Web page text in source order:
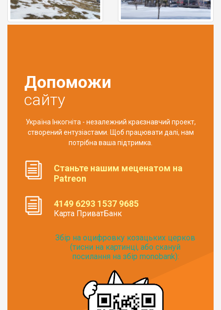
Допоможи
сайту
Україна Інкогніта - незалежний краєзнавчий проект,
створений ентузіастами. Щоб працювати далі, нам
потрібна ваша підтримка.
Станьте нашим меценатом на
Patreon
4149 6293 1537 9685
Карта ПриватБанк
Збір на оцифровку козацьких церков
(тисни на картинці, або скануй
посилання на збір monobank):